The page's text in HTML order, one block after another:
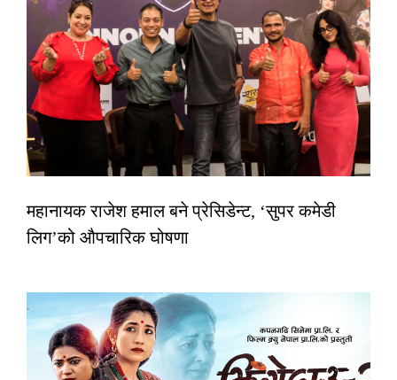
महानायक राजेश हमाल बने प्रेसिडेन्ट, ‘सुपर कमेडी
लिग’को औपचारिक घोषणा